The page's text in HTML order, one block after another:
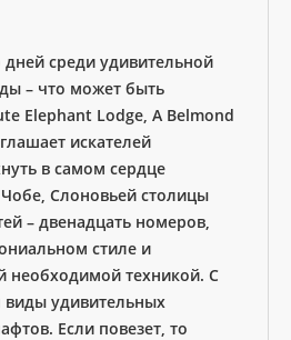
дней среди удивительной
– что может быть
Elephant Lodge, A Belmond
искателей
в самом сердце
Слоновьей столицы
– двенадцать номеров,
стиле и
необходимой техникой. С
виды удивительных
Если повезет, то